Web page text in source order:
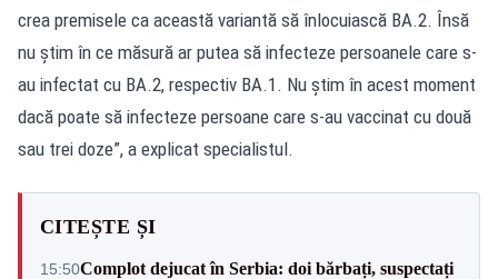
crea premisele ca această variantă să înlocuiască BA.2. Însă
nu știm în ce măsură ar putea să infecteze persoanele care s-
au infectat cu BA.2, respectiv BA.1. Nu știm în acest moment
dacă poate să infecteze persoane care s-au vaccinat cu două
sau trei doze”, a explicat specialistul.
CITEȘTE ȘI
15:50Complot dejucat în Serbia: doi bărbați, suspectați